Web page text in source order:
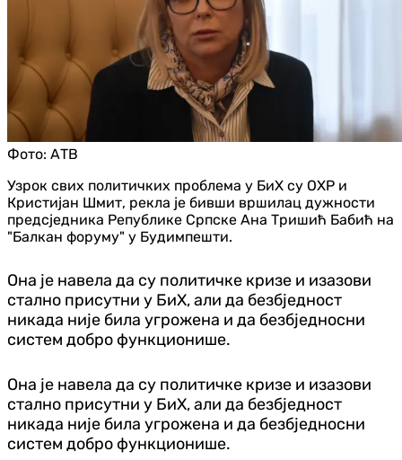
Фото: АТВ
Узрок свих политичких проблема у БиХ су ОХР и
Кристијан Шмит, рекла је бивши вршилац дужности
предсједника Републике Српске Ана Тришић Бабић на
"Балкан форуму" у Будимпешти.
Она је навела да су политичке кризе и изазови
стално присутни у БиХ, али да безбједност
никада није била угрожена и да безбједносни
систем добро функционише.
Она је навела да су политичке кризе и изазови
стално присутни у БиХ, али да безбједност
никада није била угрожена и да безбједносни
систем добро функционише.